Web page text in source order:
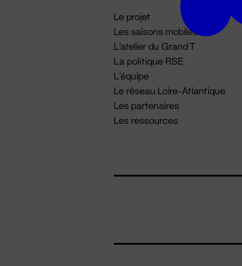
Le projet
Les saisons mobiles
L'atelier du Grand T
La politique RSE
L'équipe
Le réseau Loire-Atlantique
Les partenaires
Les ressources